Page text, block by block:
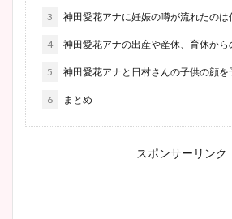
3 神田愛花アナに妊娠の噂が流れたのは
4 神田愛花アナの出産や産休、育休から
5 神田愛花アナと日村さんの子供の顔を
6 まとめ
スポンサーリンク